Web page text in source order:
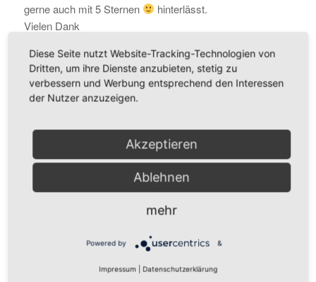
gerne auch mit 5 Sternen
hinterlässt.
Vielen Dank
Eintrag teilen
0
KOMMENTARE
Hinterlasse einen Kommentar
Diese Seite nutzt Website-Tracking-Technologien von
Dritten, um ihre Dienste anzubieten, stetig zu
verbessern und Werbung entsprechend den Interessen
der Nutzer anzuzeigen.
Akzeptieren
Ablehnen
mehr
Powered by &
Impressum Datenschutzerklärung